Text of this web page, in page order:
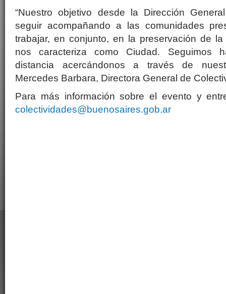
“Nuestro objetivo desde la Dirección
seguir acompañando a las comunidades
trabajar, en conjunto, en la preservación de
nos caracteriza como Ciudad. Seguimos
distancia acercándonos a través de
Mercedes Barbara, Directora General de
Para más información sobre el evento y
colectividades@buenosaires.gob.ar